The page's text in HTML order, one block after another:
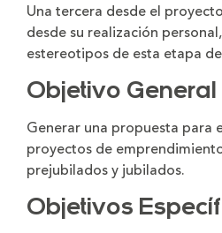
Una tercera desde el
desde su realización
estereotipos de esta etapa
Objetivo General
Generar una propuesta para
proyectos de
prejubilados y jubilados.
Objetivos